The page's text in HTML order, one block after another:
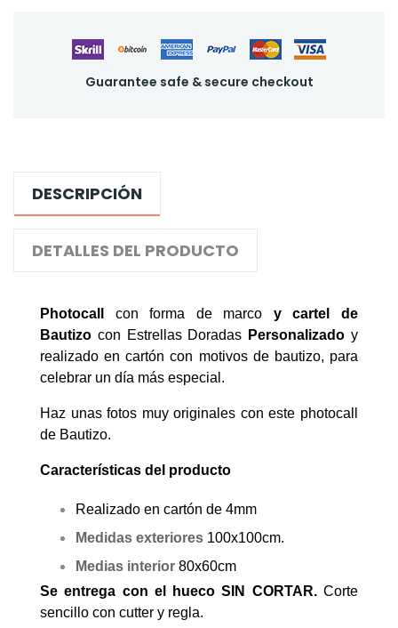
Guarantee safe & secure checkout
DESCRIPCIÓN
DETALLES DEL PRODUCTO
Photocall con forma de marco y cartel de
Bautizo con Estrellas Doradas Personalizado y
realizado en cartón con motivos de bautizo, para
celebrar un día más especial.
Haz unas fotos muy originales con este photocall
de Bautizo.
Características del producto
Realizado en cartón de 4mm
Medidas exteriores 100x100cm.
Medias interior 80x60cm
Se entrega con el hueco SIN CORTAR. Corte
sencillo con cutter y regla.